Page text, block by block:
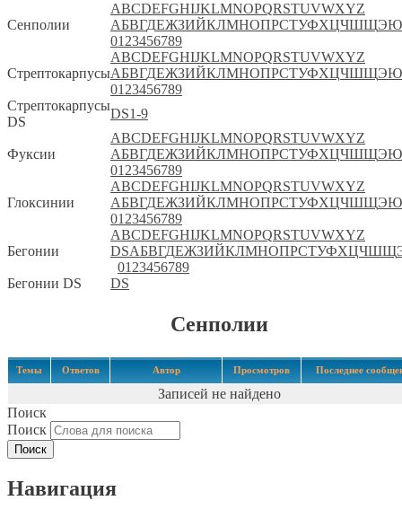
Сенполии
ABCDEFGHIJKLMNOPQRSTUVWXYZ
АБВГДЕЖЗИЙКЛМНОПРСТУФХЦЧШЩЭЮ
01 23456789
Стрептокарпусы
ABCDEFGHIJKLMNOPQRSTUVWXYZ
АБВГДЕЖЗИЙКЛМНОПРСТУФХЦЧШЩЭЮ
01 23456789
Стрептокарпусы
DS
DS1-9
Фуксии
ABCDEFGHIJKLMNOPQRSTUVWXYZ
АБВГДЕЖЗИЙКЛМНОПРСТУФХЦЧШЩЭЮ
01 23456789
Глоксинии
ABCDEFGHIJKLMNOPQRSTUVWXYZ
АБВГДЕЖЗИЙКЛМНОПРСТУФХЦЧШЩЭЮ
01 23456789
Бегонии
ABCDEFGHIJKLMNOPQRSTUVWXYZ
DSАБВГДЕЖЗИЙКЛМНОПРСТУФХЦЧШЩ
01 23456789
Бегонии DS
DS
Сенполии
Темы Ответов Автор Просмотров Последнее
Записей не найдено
Поиск
Поиск
Навигация